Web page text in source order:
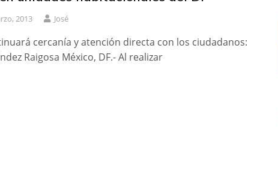
2013 José
cercanía y atención directa con los ciudadanos:
Raigosa México, DF.- Al realizar